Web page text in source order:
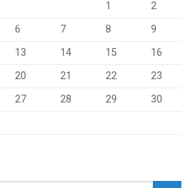
1
2
6 7 8
9
13 14 15
16
20 21 22
23
27 28 29
30